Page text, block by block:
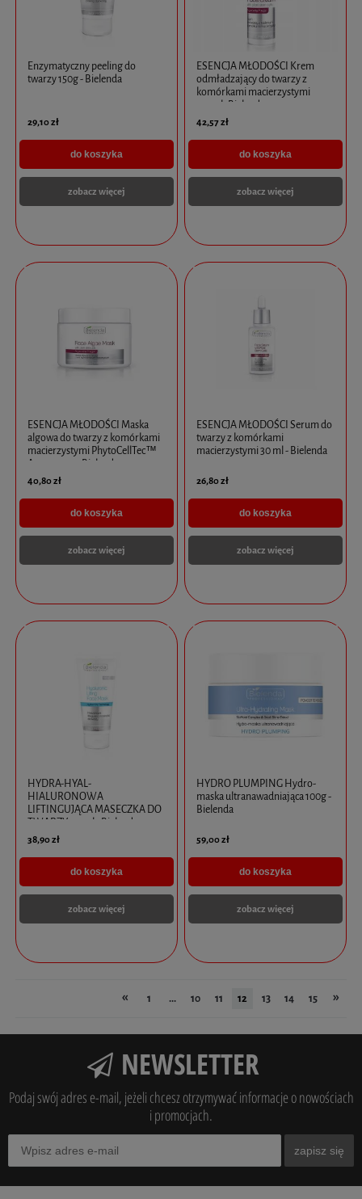
Enzymatyczny peeling do
twarzy 150g - Bielenda
29,10 zł
do koszyka
zobacz więcej
ESENCJA MŁODOŚCI Krem
odmładzający do twarzy z
komórkami macierzystymi
100ml -Bielenda
42,57 zł
do koszyka
zobacz więcej
ESENCJA MŁODOŚCI Maska
algowa do twarzy z komórkami
macierzystymi PhytoCellTec™
Argan 190g -Bielenda
40,80 zł
do koszyka
zobacz więcej
ESENCJA MŁODOŚCI Serum do
twarzy z komórkami
macierzystymi 30 ml - Bielenda
26,80 zł
do koszyka
zobacz więcej
HYDRA-HYAL-
HIALURONOWA
LIFTINGUJĄCA MASECZKA DO
TWARZY 175ml - Bielenda
38,90 zł
do koszyka
zobacz więcej
HYDRO PLUMPING Hydro-
maska ultranawadniająca 100g -
Bielenda
59,00 zł
do koszyka
zobacz więcej
« 1 ... 10 11 12 13 14 15 »
NEWSLETTER
Podaj swój adres e-mail, jeżeli chcesz otrzymywać informacje o nowościach
i promocjach.
zapisz się